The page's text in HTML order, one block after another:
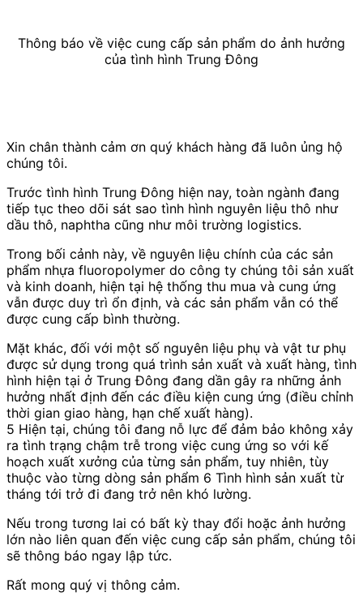
Thông báo về việc cung cấp sản phẩm do ảnh hưởng
của tình hình Trung Đông
Xin chân thành cảm ơn quý khách hàng đã luôn ủng hộ
chúng tôi.
Trước tình hình Trung Đông hiện nay, toàn ngành đang
tiếp tục theo dõi sát sao tình hình nguyên liệu thô như
dầu thô, naphtha cũng như môi trường logistics.
Trong bối cảnh này, về nguyên liệu chính của các sản
phẩm nhựa fluoropolymer do công ty chúng tôi sản xuất
và kinh doanh, hiện tại hệ thống thu mua và cung ứng
vẫn được duy trì ổn định, và các sản phẩm vẫn có thể
được cung cấp bình thường.
Mặt khác, đối với một số nguyên liệu phụ và vật tư phụ
được sử dụng trong quá trình sản xuất và xuất hàng, tình
hình hiện tại ở Trung Đông đang dần gây ra những ảnh
hưởng nhất định đến các điều kiện cung ứng (điều chỉnh
thời gian giao hàng, hạn chế xuất hàng).
5 Hiện tại, chúng tôi đang nỗ lực để đảm bảo không xảy
ra tình trạng chậm trễ trong việc cung ứng so với kế
hoạch xuất xưởng của từng sản phẩm, tuy nhiên, tùy
thuộc vào từng dòng sản phẩm 6 Tình hình sản xuất từ
tháng tới trở đi đang trở nên khó lường.
Nếu trong tương lai có bất kỳ thay đổi hoặc ảnh hưởng
lớn nào liên quan đến việc cung cấp sản phẩm, chúng tôi
sẽ thông báo ngay lập tức.
Rất mong quý vị thông cảm.